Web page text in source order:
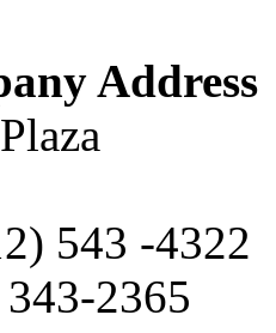
Address
543 -4322
2365